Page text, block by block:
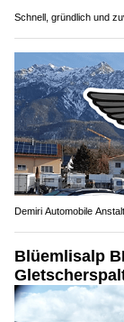
Schnell, gründlich und
Demiri Automobile
Blüemlisalp